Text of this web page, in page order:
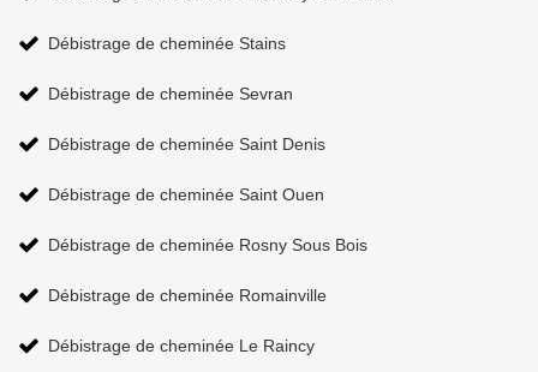
Débistrage de cheminée Stains
Débistrage de cheminée Sevran
Débistrage de cheminée Saint Denis
Débistrage de cheminée Saint Ouen
Débistrage de cheminée Rosny Sous Bois
Débistrage de cheminée Romainville
Débistrage de cheminée Le Raincy